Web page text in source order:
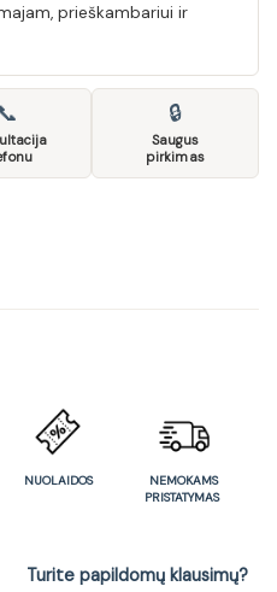
prieškambariui ir
📞 🔒
Saugus
pirkimas
APETITO 11
NUOLAIDOS
NEMOKAMS
PRISTATYMAS
Turite papildomų klausimų?